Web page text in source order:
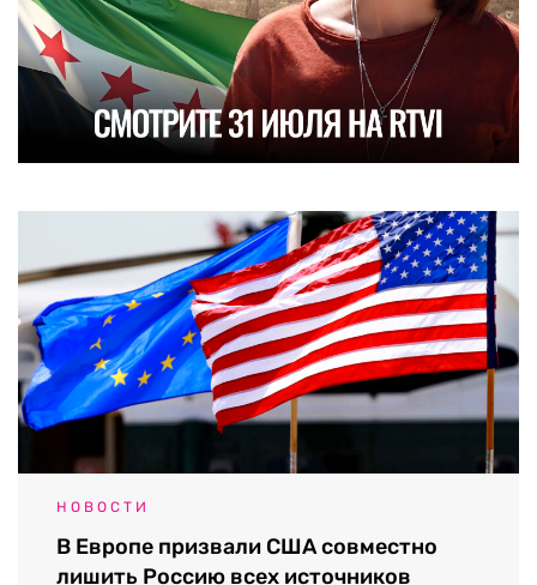
НОВОСТИ
В Европе призвали США совместно
лишить Россию всех источников